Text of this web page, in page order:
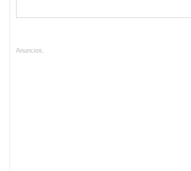
Anuncios.